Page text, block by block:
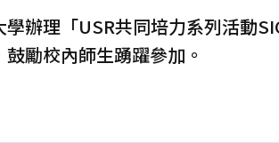
學辦理「USR共同培力系列活動
勵校內師生踴躍參加。